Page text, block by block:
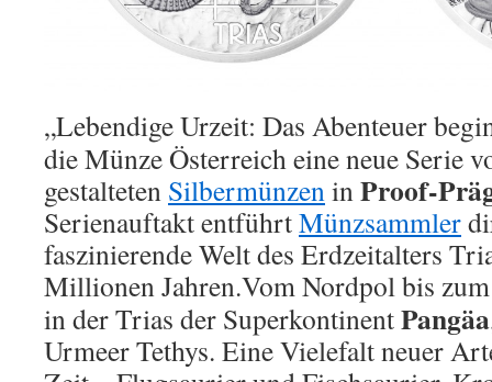
„Lebendige Urzeit: Das Abenteuer
die Münze Österreich eine neue Serie
gestalteten Silbermünzen in Proof-
Serienauftakt entführtMünzsammler
faszinierende Welt des Erdzeitalters
Millionen Jahren.Vom Nordpol bis
in der Trias der SuperkontinentPangäa
Urmeer Tethys. Eine Vielefalt neuer